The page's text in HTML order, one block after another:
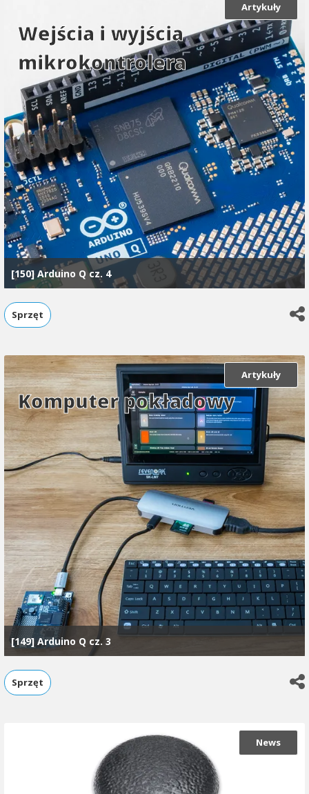
Wejścia i wyjścia
mikrokontrolera
Artykuły
[150] Arduino Q cz. 4
Sprzęt
Komputer pokładowy
Artykuły
[149] Arduino Q cz. 3
Sprzęt
News